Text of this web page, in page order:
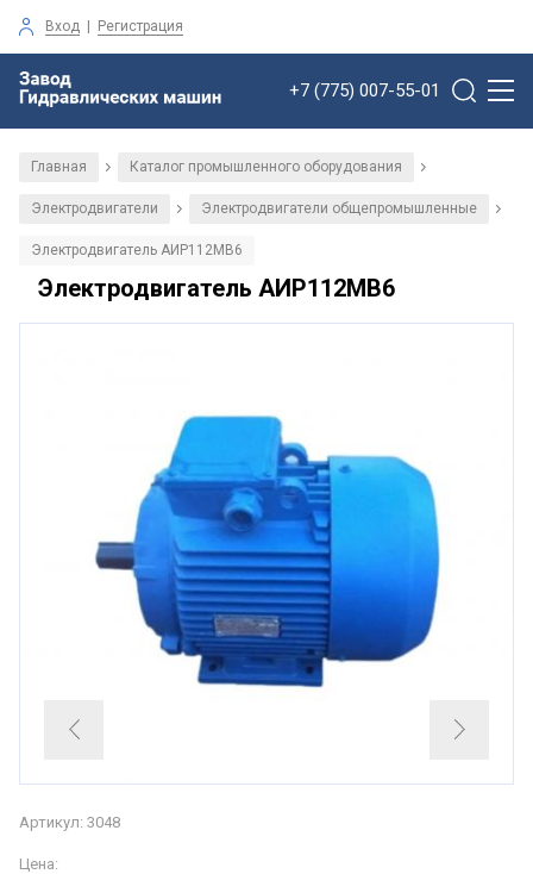
Вход | Регистрация
+7 (775) 007-55-01
Главная / Каталог промышленного оборудования /
Электродвигатели / Электродвигатели общепромышленные /
Электродвигатель АИР112MB6
Электродвигатель АИР112MB6
Артикул: 3048
Цена: